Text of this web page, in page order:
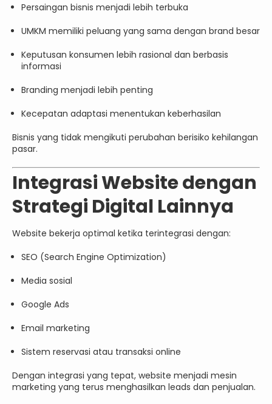
Persaingan bisnis menjadi lebih terbuka
UMKM memiliki peluang yang sama dengan brand besar
Keputusan konsumen lebih rasional dan berbasis
informasi
Branding menjadi lebih penting
Kecepatan adaptasi menentukan keberhasilan
Bisnis yang tidak mengikuti perubahan berisiko kehilangan
pasar.
Integrasi Website dengan
Strategi Digital Lainnya
Website bekerja optimal ketika terintegrasi dengan:
SEO (Search Engine Optimization)
Media sosial
Google Ads
Email marketing
Sistem reservasi atau transaksi online
Dengan integrasi yang tepat, website menjadi mesin
marketing yang terus menghasilkan leads dan penjualan.